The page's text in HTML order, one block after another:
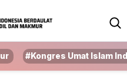
#Kongres Umat Islam